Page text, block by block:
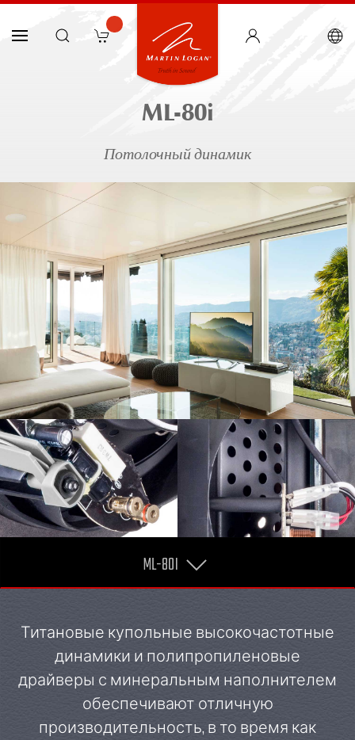
ML-80i
Потолочный динамик
ML-80I
Титановые купольные высокочастотные
динамики и полипропиленовые
драйверы с минеральным наполнителем
обеспечивают отличную
производительность, в то время как